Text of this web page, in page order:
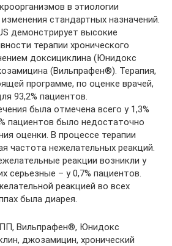
в этиологии
стандартных назначений.
демонстрирует высокие
терапии хронического
доксициклина (Юнидокс
(Вильпрафен®). Терапия,
программе, по оценке врачей,
93,2% пациентов.
была отмечена всего у 1,3%
пациентов было недостаточно
оценки. В процессе терапии
частота нежелательных реакций.
реакции возникли у
серьезные – у 0,7% пациентов.
реакцией во всех
была диарея.
Вильпрафен®, Юнидокс
джозамицин, хронический